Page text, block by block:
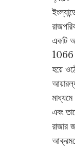
একটি
1066
হয়ে
এবং
রাজার